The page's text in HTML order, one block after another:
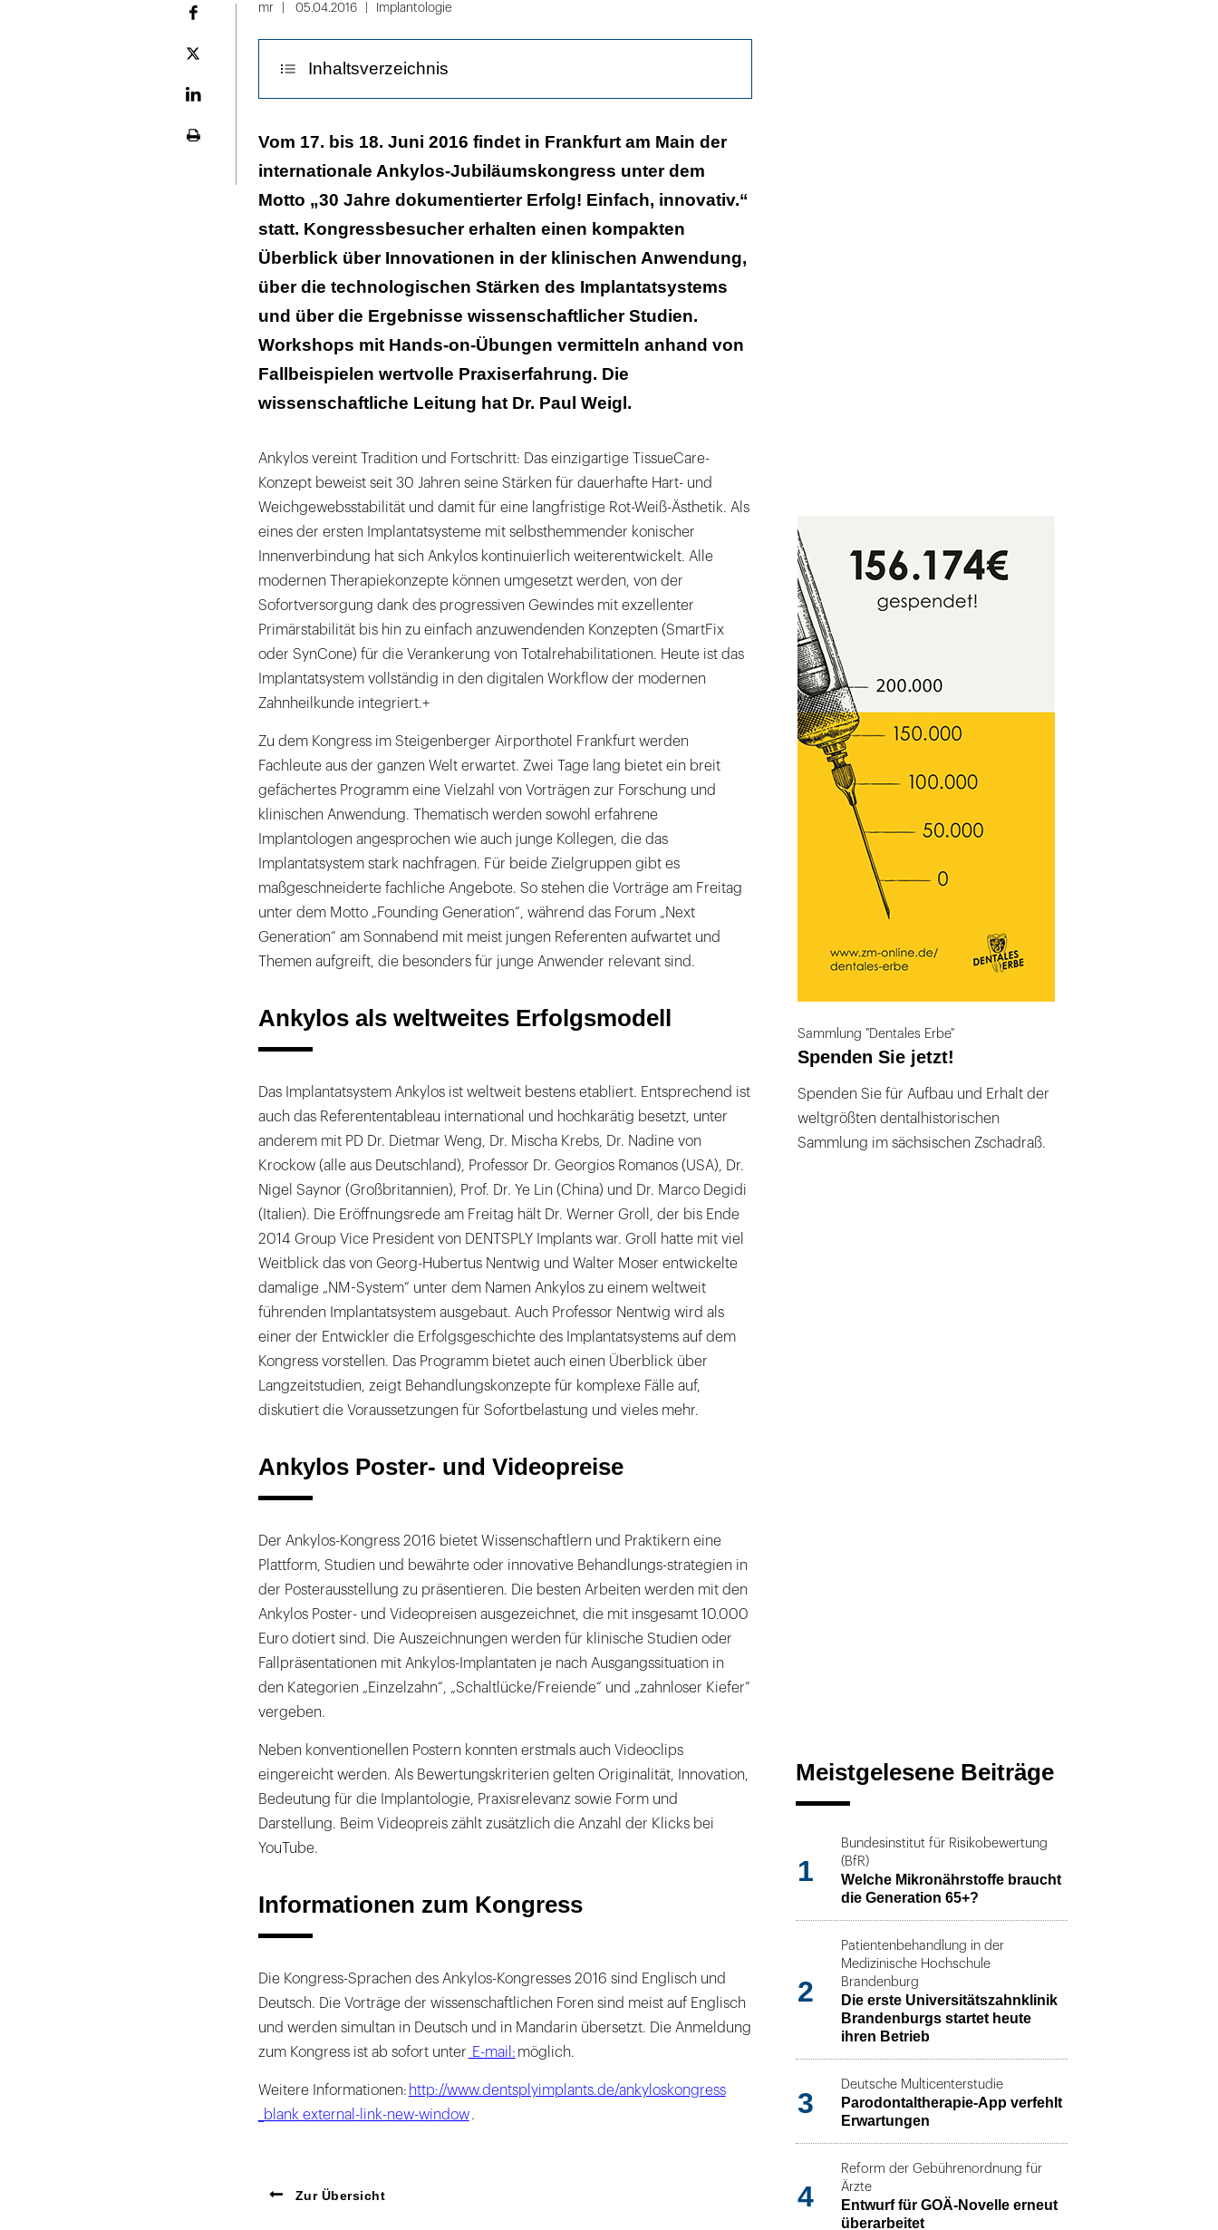
Plattform
mr 05.04.2016 Implantologie
Inhaltsverzeichnis
Ankylos als weltweites Erfolgsmodell
Ankylos Poster- und Videopreise
Informationen zum Kongress
Vom 17. bis 18. Juni 2016 findet in Frankfurt am Main der
internationale Ankylos-Jubiläumskongress unter dem
Motto „30 Jahre dokumentierter Erfolg! Einfach, innovativ.“
statt. Kongressbesucher erhalten einen kompakten
Überblick über Innovationen in der klinischen Anwendung,
über die technologischen Stärken des Implantatsystems
und über die Ergebnisse wissenschaftlicher Studien.
Workshops mit Hands-on-Übungen vermitteln anhand von
Fallbeispielen wertvolle Praxiserfahrung. Die
wissenschaftliche Leitung hat Dr. Paul Weigl.
Ankylos vereint Tradition und Fortschritt: Das einzigartige TissueCare-
Konzept beweist seit 30 Jahren seine Stärken für dauerhafte Hart- und
Weichgewebsstabilität und damit für eine langfristige Rot-Weiß-Ästhetik. Als
eines der ersten Implantatsysteme mit selbsthemmender konischer
Innenverbindung hat sich Ankylos kontinuierlich weiterentwickelt. Alle
modernen Therapiekonzepte können umgesetzt werden, von der
Sofortversorgung dank des progressiven Gewindes mit exzellenter
Primärstabilität bis hin zu einfach anzuwendenden Konzepten (SmartFix
oder SynCone) für die Verankerung von Totalrehabilitationen. Heute ist das
Implantatsystem vollständig in den digitalen Workflow der modernen
Zahnheilkunde integriert.+
Zu dem Kongress im Steigenberger Airporthotel Frankfurt werden
Fachleute aus der ganzen Welt erwartet. Zwei Tage lang bietet ein breit
gefächertes Programm eine Vielzahl von Vorträgen zur Forschung und
klinischen Anwendung. Thematisch werden sowohl erfahrene
Implantologen angesprochen wie auch junge Kollegen, die das
Implantatsystem stark nachfragen. Für beide Zielgruppen gibt es
maßgeschneiderte fachliche Angebote. So stehen die Vorträge am Freitag
unter dem Motto „Founding Generation“, während das Forum „Next
Generation“ am Sonnabend mit meist jungen Referenten aufwartet und
Themen aufgreift, die besonders für junge Anwender relevant sind.
Ankylos als weltweites Erfolgsmodell
Das Implantatsystem Ankylos ist weltweit bestens etabliert. Entsprechend ist
auch das Referententableau international und hochkarätig besetzt, unter
anderem mit PD Dr. Dietmar Weng, Dr. Mischa Krebs, Dr. Nadine von
Krockow (alle aus Deutschland), Professor Dr. Georgios Romanos (USA), Dr.
Nigel Saynor (Großbritannien), Prof. Dr. Ye Lin (China) und Dr. Marco Degidi
(Italien). Die Eröffnungsrede am Freitag hält Dr. Werner Groll, der bis Ende
2014 Group Vice President von DENTSPLY Implants war. Groll hatte mit viel
Weitblick das von Georg-Hubertus Nentwig und Walter Moser entwickelte
damalige „NM-System“ unter dem Namen Ankylos zu einem weltweit
führenden Implantatsystem ausgebaut. Auch Professor Nentwig wird als
einer der Entwickler die Erfolgsgeschichte des Implantatsystems auf dem
Kongress vorstellen. Das Programm bietet auch einen Überblick über
Langzeitstudien, zeigt Behandlungskonzepte für komplexe Fälle auf,
diskutiert die Voraussetzungen für Sofortbelastung und vieles mehr.
Ankylos Poster- und Videopreise
Der Ankylos-Kongress 2016 bietet Wissenschaftlern und Praktikern eine
Plattform, Studien und bewährte oder innovative Behandlungs-strategien in
der Posterausstellung zu präsentieren. Die besten Arbeiten werden mit den
Ankylos Poster- und Videopreisen ausgezeichnet, die mit insgesamt 10.000
Euro dotiert sind. Die Auszeichnungen werden für klinische Studien oder
Fallpräsentationen mit Ankylos-Implantaten je nach Ausgangssituation in
den Kategorien „Einzelzahn“, „Schaltlücke/Freiende“ und „zahnloser Kiefer“
vergeben.
Neben konventionellen Postern konnten erstmals auch Videoclips
eingereicht werden. Als Bewertungskriterien gelten Originalität, Innovation,
Bedeutung für die Implantologie, Praxisrelevanz sowie Form und
Darstellung. Beim Videopreis zählt zusätzlich die Anzahl der Klicks bei
YouTube.
Informationen zum Kongress
Die Kongress-Sprachen des Ankylos-Kongresses 2016 sind Englisch und
Deutsch. Die Vorträge der wissenschaftlichen Foren sind meist auf Englisch
und werden simultan in Deutsch und in Mandarin übersetzt. Die Anmeldung
zum Kongress ist ab sofort unter E-mail: möglich.
Weitere Informationen: http://www.dentsplyimplants.de/ankyloskongress
_blank external-link-new-window .
Zur Übersicht
Sammlung "Dentales Erbe"
Spenden Sie jetzt!
Spenden Sie für Aufbau und Erhalt der
weltgrößten dentalhistorischen
Sammlung im sächsischen Zschadraß.
Meistgelesene Beiträge
1
Bundesinstitut für Risikobewertung
(BfR)
Welche Mikronährstoffe braucht
die Generation 65+?
2
Patientenbehandlung in der
Medizinische Hochschule
Brandenburg
Die erste Universitätszahnklinik
Brandenburgs startet heute
ihren Betrieb
3
Deutsche Multicenterstudie
Parodontaltherapie-App verfehlt
Erwartungen
4
Reform der Gebührenordnung für
Ärzte
Entwurf für GOÄ-Novelle erneut
überarbeitet